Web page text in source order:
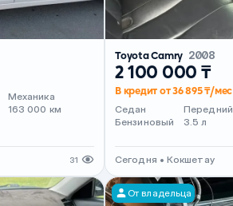
Механика
163 000 км
31
Toyota Camry 2008
2 100 000 ₸
В кредит от 36 895 ₸/мес
Седан
Бензиновый
Передний
3.5 л
Сегодня • Кокшетау
От владельца